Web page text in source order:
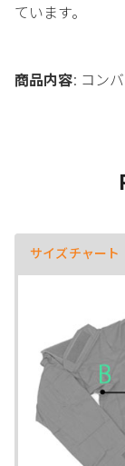
ています。
商品内容: コン
サイズチャート